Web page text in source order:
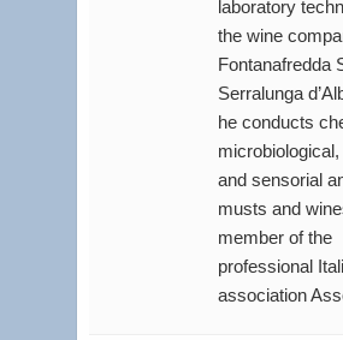
laboratory
the wine
Fontanafredda
Serralunga
he conducts
and sensorial
musts and
member of the
professional
association